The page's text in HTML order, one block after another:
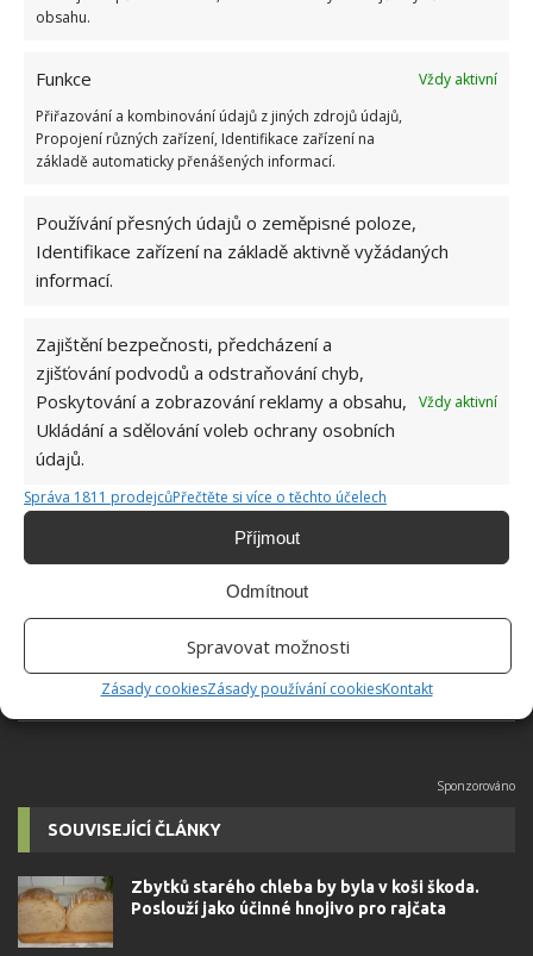
obsahu.
Funkce
Vždy aktivní
Přiřazování a kombinování údajů z jiných zdrojů údajů,
Propojení různých zařízení, Identifikace zařízení na
základě automaticky přenášených informací.
Používání přesných údajů o zeměpisné poloze,
Identifikace zařízení na základě aktivně vyžádaných
informací.
Zajištění bezpečnosti, předcházení a
zjišťování podvodů a odstraňování chyb,
Poskytování a zobrazování reklamy a obsahu,
Ukládání a sdělování voleb ochrany osobních
údajů.
Vždy aktivní
Správa 1811 prodejcůPřečtěte si více o těchto účelech
Příjmout
Odmítnout
Spravovat možnosti
Zásady cookiesZásady používání cookiesKontakt
DOZRÁVÁNÍ RAJČAT RAJČATA ZÁLIVKA
Absolvent České zemědělské
univerzity, který je již od malička
možné najít v j... [Více o autorovi]
SOUVISEJÍCÍ ČLÁNKY
Zbytků starého chleba by byla v koši škoda.
Poslouží jako účinné hnojivo pro rajčata